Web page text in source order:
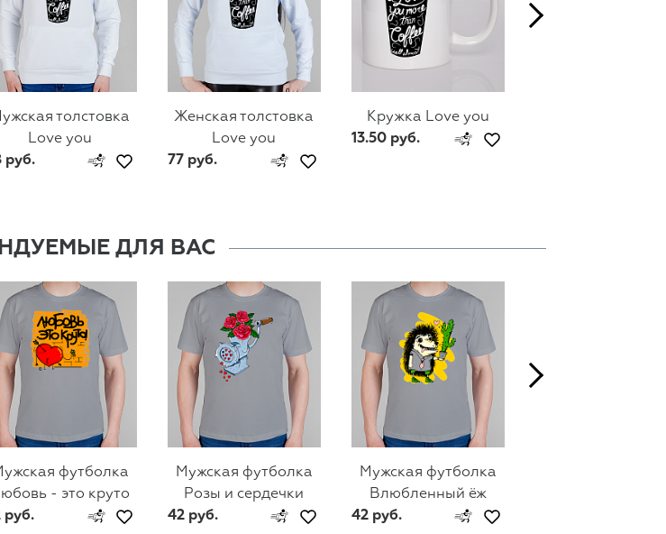
толстовка
Love you
руб.
Женская толстовка
Love you
77 руб.
Кружка Love you
13.50 руб.
ДЛЯ ВАС
футболка
- это круто
руб.
Мужская футболка
Розы и сердечки
42 руб.
Мужская футболка
Влюбленный ёж
42 руб.